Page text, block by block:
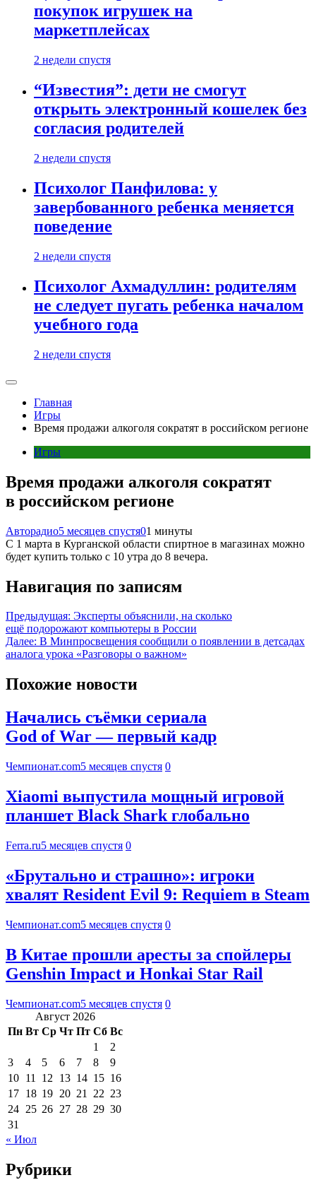
покупок игрушек на
маркетплейсах
2 недели спустя
“Известия”: дети не смогут
открыть электронный кошелек без
согласия родителей
2 недели спустя
Психолог Панфилова: у
завербованного ребенка меняется
поведение
2 недели спустя
Психолог Ахмадуллин: родителям
не следует пугать ребенка началом
учебного года
2 недели спустя
Главная
Игры
Время продажи алкоголя сократят в российском регионе
Игры
Время продажи алкоголя сократят
в российском регионе
Авторадио5 месяцев спустя01 минуты
С 1 марта в Курганской области спиртное в магазинах можно
будет купить только с 10 утра до 8 вечера.
Навигация по записям
Предыдущая: Эксперты объяснили, на сколько
ещё подорожают компьютеры в России
Далее: В Минпросвещения сообщили о появлении в детсадах
аналога урока «Разговоры о важном»
Похожие новости
Начались съёмки сериала
God of War — первый кадр
Чемпионат.com5 месяцев спустя 0
Xiaomi выпустила мощный игровой
планшет Black Shark глобально
Ferra.ru5 месяцев спустя 0
«Брутально и страшно»: игроки
хвалят Resident Evil 9: Requiem в Steam
Чемпионат.com5 месяцев спустя 0
В Китае прошли аресты за спойлеры
Genshin Impact и Honkai Star Rail
Чемпионат.com5 месяцев спустя 0
Август 2026
Пн Вт Ср Чт Пт Сб Вс
1
2
3
4 5 6 7 8
9
10 11 12 13 14 15 16
17 18 19 20 21 22 23
24 25 26 27 28 29 30
31
« Июл
Рубрики